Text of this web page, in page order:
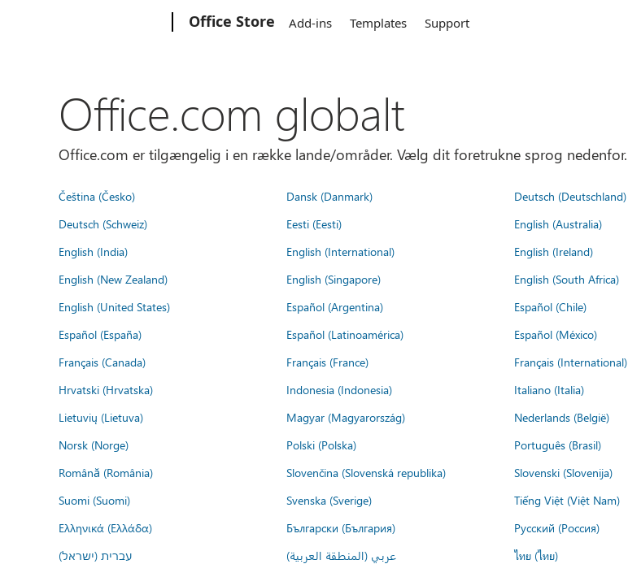
Office Store Add-ins Templates Support
Office.com globalt
Office.com er tilgængelig i en række lande/områder. Vælg dit foretrukne sprog nedenfor.
Čeština (Česko) Dansk (Danmark) Deutsch (Deutschland)
Deutsch (Schweiz)
Eesti (Eesti) English (Australia)
English (India)
English (International) English (Ireland)
English (New Zealand)
English (Singapore) English (South Africa)
English (United States)
Español (Argentina) Español (Chile)
Español (España)
Español (Latinoamérica) Español (México)
Français (Canada)
Français (France) Français (International)
Hrvatski (Hrvatska)
Indonesia (Indonesia) Italiano (Italia)
Lietuvių (Lietuva)
Magyar (Magyarország) Nederlands (België)
Norsk (Norge)
Polski (Polska) Português (Brasil)
Română (România)
Slovenčina (Slovenská republika) Slovenski (Slovenija)
Suomi (Suomi)
Svenska (Sverige) Tiếng Việt (Việt Nam)
Ελληνικά (Ελλάδα)
Български (България) Русский (Россия)
עברית (ישראל)
عربي (المنطقة العربية) ไทย (ไทย)